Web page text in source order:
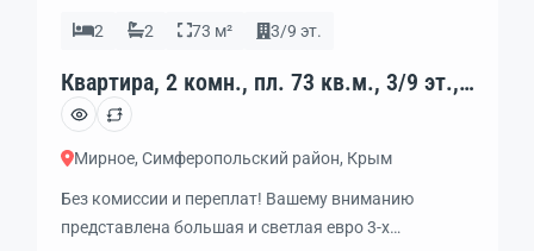
2 2 73 м² 3/9 эт.
Квартира, 2 комн., пл. 73 кв.м., 3/9 эт.,
код: 457054
Мирное, Симферопольский район, Крым
Без комиссии и переплат! Вашему вниманию
представлена большая и светлая евро 3-х